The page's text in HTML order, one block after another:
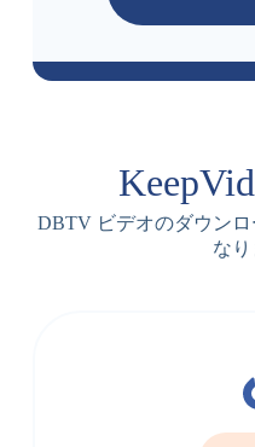
DBTV ビデオのダウン
なり